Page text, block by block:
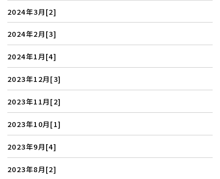
2024年3月[2]
2024年2月[3]
2024年1月[4]
2023年12月[3]
2023年11月[2]
2023年10月[1]
2023年9月[4]
2023年8月[2]